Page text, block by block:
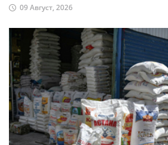
09 Август, 2026